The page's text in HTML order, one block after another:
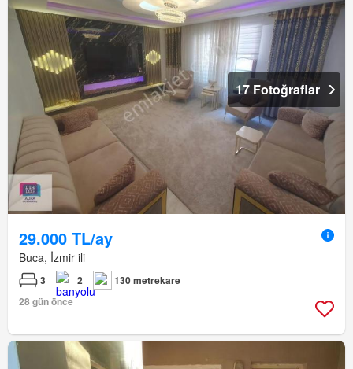
17 Fotoğraflar
29.000 TL/ay
Buca, İzmir ili
3 2
130 metrekare
28 gün önce